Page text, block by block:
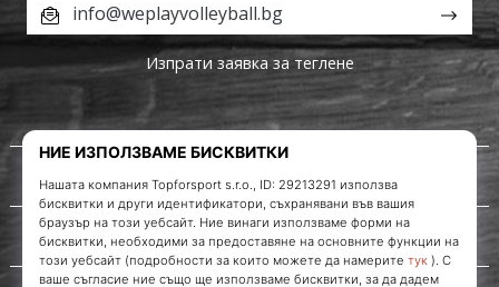
За нас
Обслужване на клиенти
info@weplayvolleyball.bg
Изпрати заявка за теглене